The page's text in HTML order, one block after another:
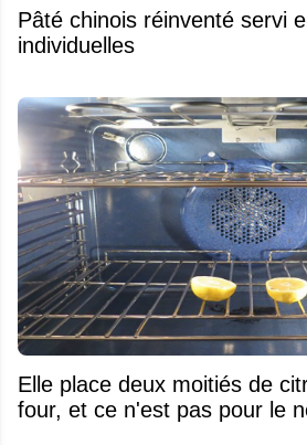
Pâté chinois réinventé servi
individuelles
Elle place deux moitiés de
four, et ce n'est pas pour le